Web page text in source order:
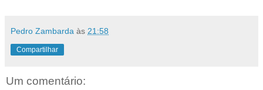
Pedro Zambarda às 21:58
Compartilhar
Um comentário: